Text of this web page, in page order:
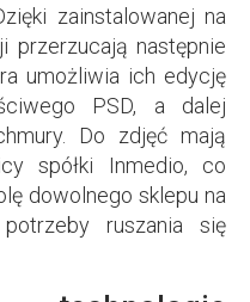
zainstalowanej na
przerzucają następnie
umożliwia ich edycję
PSD, a dalej
Do zdjęć mają
spółki Inmedio, co
dowolnego sklepu na
ruszania się